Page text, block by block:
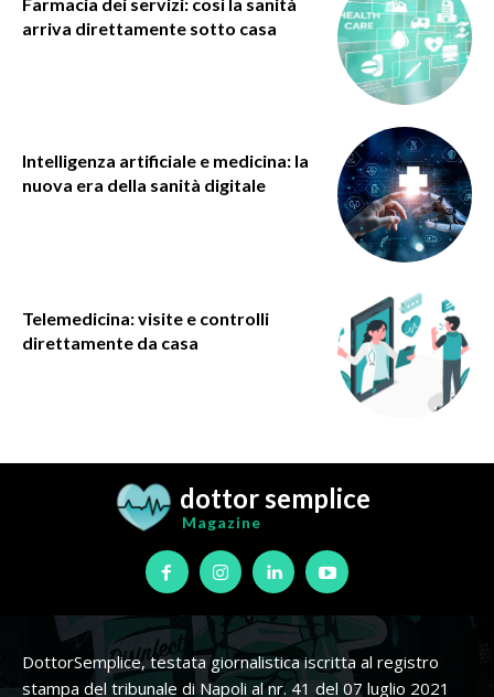
arriva direttamente sotto casa
Intelligenza artificiale e medicina: la
nuova era della sanità digitale
Telemedicina: visite e controlli
direttamente da casa
dottor semplice
Magazine
DottorSemplice, testata giornalistica iscritta al registro
stampa del tribunale di Napoli al nr. 41 del 07 luglio 2021